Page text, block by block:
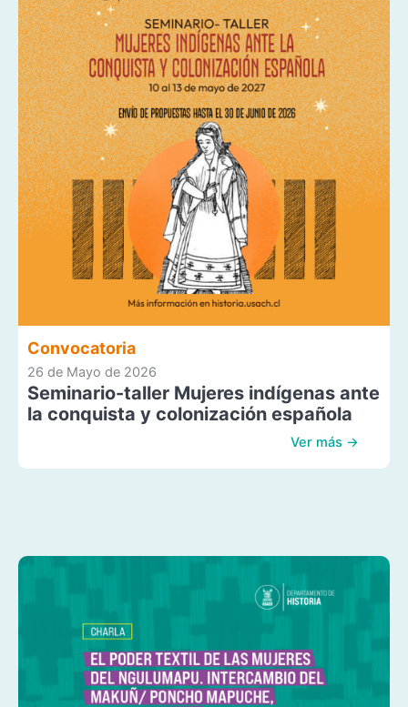
Convocatoria
26 de Mayo de 2026
Seminario-taller Mujeres indígenas ante
la conquista y colonización española
Ver más →